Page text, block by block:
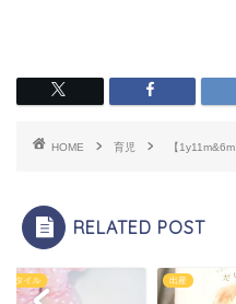
HOME 育児 【
RELATED POST
スタイル 出産